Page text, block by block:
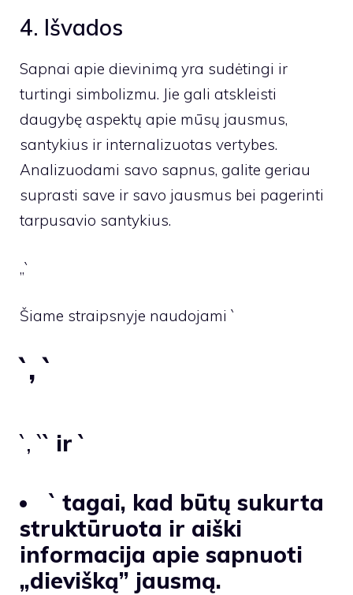
4. Išvados
Sapnai apie dievinimą yra sudėtingi ir
turtingi simbolizmu. Jie gali atskleisti
daugybę aspektų apie mūsų jausmus,
santykius ir internalizuotas vertybes.
Analizuodami savo sapnus, galite geriau
suprasti save ir savo jausmus bei pagerinti
tarpusavio santykius.
„`
Šiame straipsnyje naudojami `
`, `
`, `` ir `
` tagai, kad būtų sukurta
struktūruota ir aiški
informacija apie sapnuoti
„dievišką” jausmą.